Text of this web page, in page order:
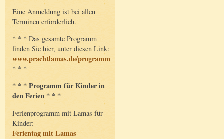
Eine Anmeldung ist bei allen
Terminen erforderlich.
* * * Das gesamte Programm
finden Sie hier, unter diesen Link:
www.prachtlamas.de/programm
* * *
* * * Programm für Kinder in
den Ferien * * *
Ferienprogramm mit Lamas für
Kinder:
Ferientag mit Lamas